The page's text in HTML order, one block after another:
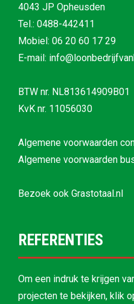
4043 JP Opheusden
Tel.: 0488-442411
Mobiel: 06 20 60 17 29
E-mail:
BTW nr. NL813614909B01
KvK nr. 11056030
Algemene voorwaarden
Algemene voorwaarden
Bezoek ook Grastotaal.nl
REFERENTIES
Om een indruk te krijgen
projecten te bekijken, klik